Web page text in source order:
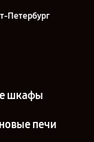
Петербург
шкафы
печи